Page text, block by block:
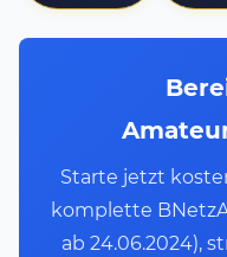
Starte jetzt
komplette
ab 24.06.2024),